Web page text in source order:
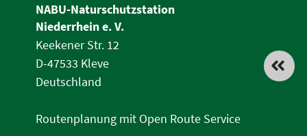
NABU-Naturschutzstation
Niederrhein e. V.
Keekener Str. 12
D-47533 Kleve
Deutschland
Routenplanung mit Open Route Service